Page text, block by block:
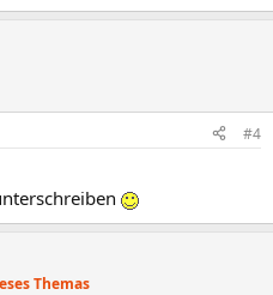
#4
Themas